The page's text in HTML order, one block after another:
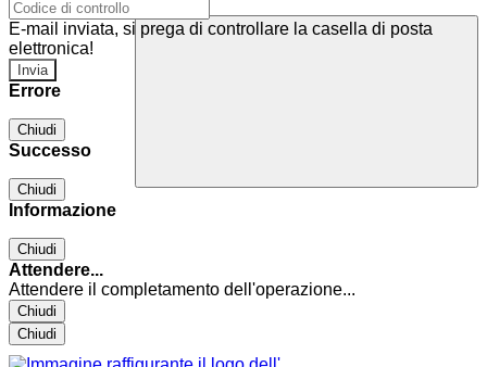
E-mail inviata, si prega di controllare la casella di posta
elettronica!
Errore
Chiudi
Successo
Chiudi
Informazione
Chiudi
Attendere...
Attendere il completamento dell'operazione...
Chiudi
Chiudi